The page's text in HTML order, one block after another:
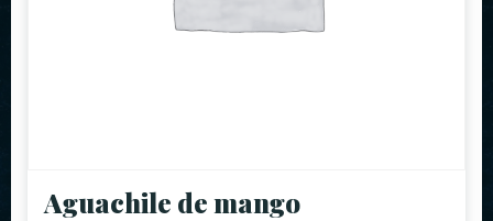
Aguachile de mango